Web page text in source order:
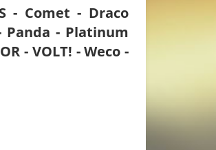
- Comet - Draco
Panda - Platinum
- VOLT! - Weco -